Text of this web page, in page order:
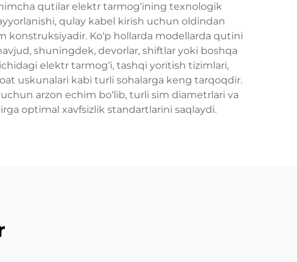
qutilar elektr tarmog‘ining texnologik
qulay kabel kirish uchun oldindan
konstruksiyadir. Ko‘p hollarda modellarda qutini
shuningdek, devorlar, shiftlar yoki boshqa
elektr tarmog‘i, tashqi yoritish tizimlari,
uskunalari kabi turli sohalarga keng tarqoqdir.
arzon echim bo‘lib, turli sim diametrlari va
optimal xavfsizlik standartlarini saqlaydi.